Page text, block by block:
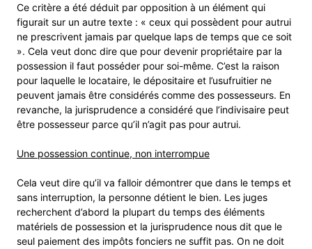
Ce critère a été déduit par opposition à un élément qui
figurait sur un autre texte : « ceux qui possèdent pour autrui
ne prescrivent jamais par quelque laps de temps que ce soit
». Cela veut donc dire que pour devenir propriétaire par la
possession il faut posséder pour soi-même. C’est la raison
pour laquelle le locataire, le dépositaire et l’usufruitier ne
peuvent jamais être considérés comme des possesseurs. En
revanche, la jurisprudence a considéré que l’indivisaire peut
être possesseur parce qu’il n’agit pas pour autrui.
Une possession continue, non interrompue
Cela veut dire qu’il va falloir démontrer que dans le temps et
sans interruption, la personne détient le bien. Les juges
recherchent d’abord la plupart du temps des éléments
matériels de possession et la jurisprudence nous dit que le
seul paiement des impôts fonciers ne suffit pas. On ne doit